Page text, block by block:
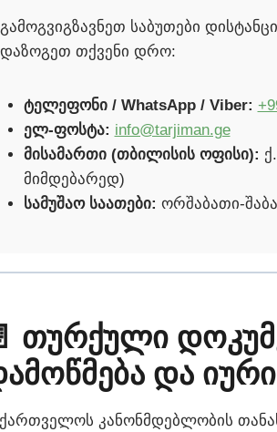
გამოგვიგზავნეთ საბუთები
დაზოგეთ თქვენი დრო:
ტელეფონი / WhatsApp / Viber:
ელ-ფოსტა: info@tarjiman.ge
მისამართი (თბილისის ოფისი):
მიმდებარედ)
სამუშაო საათები: ორშაბათი-
თურქული
და
კანონმდებლობის